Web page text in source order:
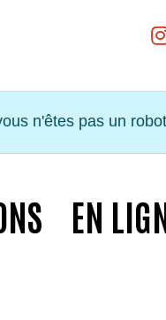
n'êtes pas un robot
EN